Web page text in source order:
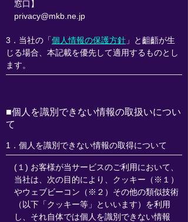
窓口】
privacy@mkb.ne.jp
3．当社の「個人情報の保護方針 」と齟齬が生
じる場合、本記載を優先して適用するものとし
ます。
■個人を識別できない情報の取扱いについ
て
1．個人を識別できない情報の取得について
(１) お客様が当サービスのご利用において、
当社は、次の目的により、クッキー（※１）
やウェブビーコン（※２）その他の類似技術
（以下「クッキー等」といいます）を利用
し、それ自体では個人を識別できない情報